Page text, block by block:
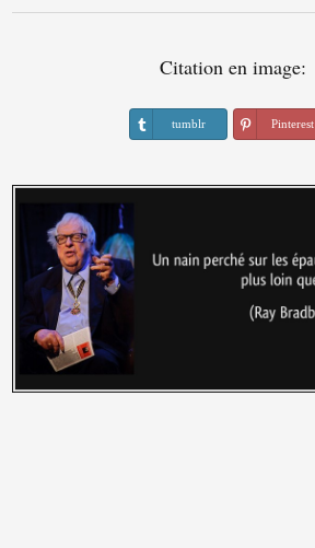
Citation en image:
tumblr Pinterest